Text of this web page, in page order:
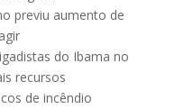
previu aumento de
do Ibama no
recursos
de incêndio